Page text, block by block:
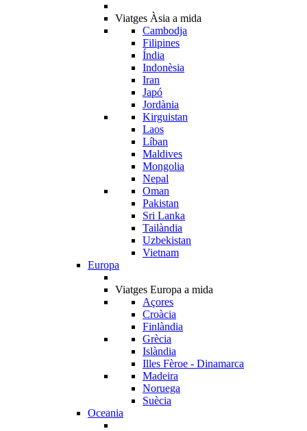
Viatges Àsia a mida
Cambodja
Filipines
Índia
Indonèsia
Iran
Japó
Jordània
Kirguistan
Laos
Líban
Maldives
Mongolia
Nepal
Oman
Pakistan
Sri Lanka
Tailàndia
Uzbekistan
Vietnam
Europa
Viatges Europa a mida
Açores
Croàcia
Finlàndia
Grècia
Islàndia
Illes Fèroe - Dinamarca
Madeira
Noruega
Suècia
Oceania